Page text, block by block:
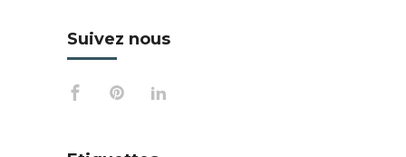
Suivez nous